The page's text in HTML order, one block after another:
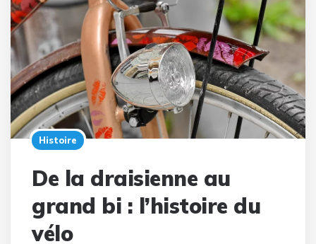
Histoire
De la draisienne au
grand bi : l’histoire du
vélo